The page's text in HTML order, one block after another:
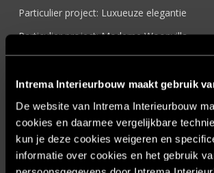
Intrema Interieurbouw maakt gebruik
De website van Intrema Interieurbouw
cookies en daarmee vergelijkbare
kun je deze cookies weigeren en
informatie over cookies en het gebruik
Particulier project: Luxueuze elegantie
Particulier project: Moderne Woonvilla
Particulier project: Stijlvolle Woonvilla
Particulier project: Woonvilla met exclusief
Projecten
Referenties
Samenwerken